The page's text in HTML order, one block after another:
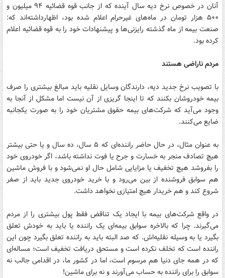
آنان در خصوص نرخ دیه سال آینده که از جانب قوه قضائیه ۹۴ میلیون و
۵۰۰ هزار تومان در ماه‌های غیر‌حرام اعلام شده بود، اظهارداشته‌اند که:
صنعت بیمه از ماه گذشته رایزنی‌ها و پیشنهادات خود را به قوه قضائیه اعلام
کرده بود.
مردم ناراضی هستند
با تصویب نرخ جدید دیه، دارندگان وسایل نقلیه باید مبالغ بیشتری را صرف
بیمه خودروشان بکنند که تا اینجا گریزی از آن نیست اما مشکل از آنجا به
وجود می‌آید که شرکت‌های بیمه حقوق مشتریان خود را به صورت یکجانبه
ضایع می‌کنند.
به عنوان مثال،‌ در حال حاضر راننده‌ای که ۵ سال، ده سال و یا حتی بیشتر
هیچ تصادف منجر به خسارت و جرح یا فوت نداشته باشد، اگر خودروی خود
را بفروشد هیچ تخفیف یا مزایایی شامل حال او نمی‌شود و با فروش ماشین
هم سوابق فروشنده از بین می‌رود و با خرید خودروی جدید باید از صفر
شروع کند و هم خریدار هیچ امتیازی نخواهد داشت.
در واقع شرکت‌های بیمه با ایجاد یک تناقض فقط پول بیشتری را از مردم
می‌گیرند. چرا که بالاخره سوابق بیمه‌ای یک راننده یا باید به خودش تعلق
بگیرد یا به وسیله نقلیه‌اش. که صد البته باید به راننده تعلق بگیرد چون این
راننده است که تخلف نکرده است و مستحق دریافت تخفیف است؛ مساله‌ای
که در همه جای دنیا هم مرسوم است، اما در کشور ما، در اقدامی جالب نه
سوابق را برای راننده به حساب می‌آورند و نه برای ماشین!